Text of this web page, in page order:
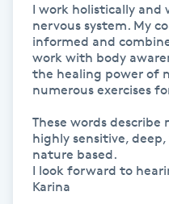
Fransförlängning
Fransförlängning Volym
Fransrengöring
Frekvensterapi
I work holistically and
nervous system. My
informed and
work with body
the healing power of
numerous exercises
These words describe
highly sensitive,
nature based.
I look forward to
Karina